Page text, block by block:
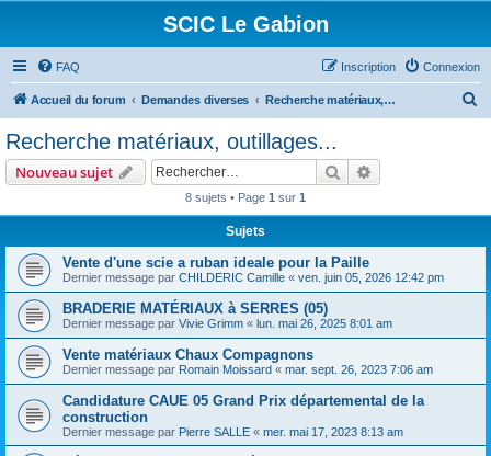
SCIC Le Gabion
FAQ Connexion
Inscription
Accueil du forum Demandes diverses Recherche matériaux, outillages...
r
Recherche matériaux, outillages...
Nouveau sujet Rechercher
8 sujets • Page 1 sur 1
Sujets
Vente d'une scie a ruban ideale pour la Paille
Dernier message par CHILDERIC Camille « ven. juin 05, 2026 12:42 pm
BRADERIE MATÉRIAUX à SERRES (05)
Dernier message par Vivie Grimm « lun. mai 26, 2025 8:01 am
Vente matériaux Chaux Compagnons
Dernier message par Romain Moissard « mar. sept. 26, 2023 7:06 am
Candidature CAUE 05 Grand Prix départemental de la
construction
Dernier message par Pierre SALLE « mer. mai 17, 2023 8:13 am